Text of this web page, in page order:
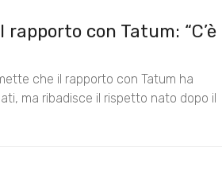
con Tatum: “C’è
che il rapporto con Tatum ha
ma ribadisce il rispetto nato dopo il